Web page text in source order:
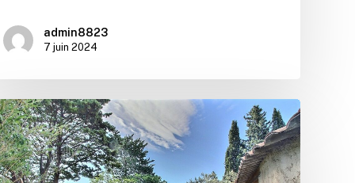
admin8823
7 juin 2024